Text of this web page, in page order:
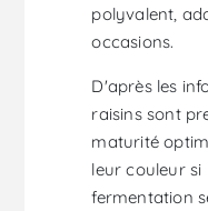
polyvalent,
occasions.
D'après les
raisins sont
maturité
leur couleur si
fermentation